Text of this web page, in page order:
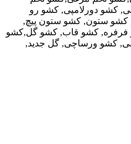
کشو دورلامپی, کشو رو
کشو ستون, کشو ستون پیچ,
کشو قاب, کشو گل,کشو
کشو ورساچی, گل جدید,